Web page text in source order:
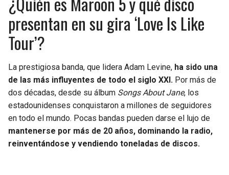
presentan en su gira ‘Love Is Like
Tour’?
La prestigiosa banda, que lidera Adam Levine, ha sido una
de las más influyentes de todo el siglo XXI. Por más de
dos décadas, desde su álbum Songs About Jane, los
estadounidenses conquistaron a millones de seguidores
en todo el mundo. Pocas bandas pueden darse el lujo de
mantenerse por más de 20 años, dominando la radio,
reinventándose y vendiendo toneladas de discos.